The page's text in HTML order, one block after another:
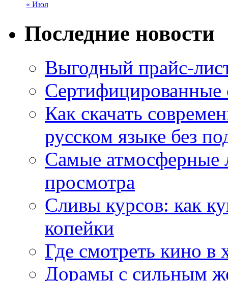
« Июл
Последние новости
Выгодный прайс-
Как скачать
русском языке без
Самые атмосферные
просмотра
Сливы курсов: как
копейки
Где смотреть кино в
Дорамы с сильным